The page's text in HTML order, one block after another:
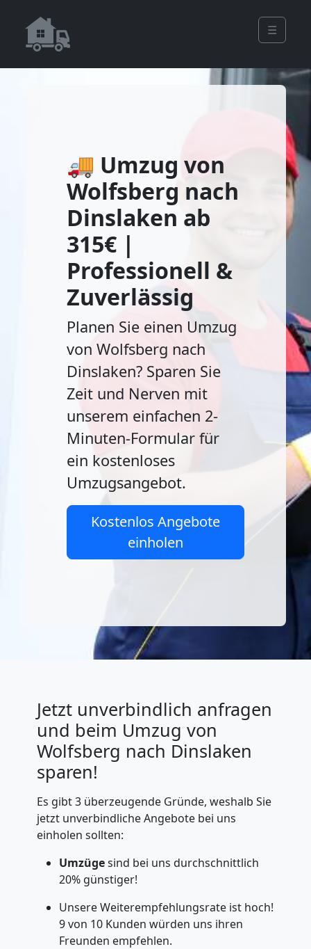
☰
🚚 Umzug von
Wolfsberg nach
Dinslaken ab
315€ |
Professionell &
Zuverlässig
Planen Sie einen Umzug
von Wolfsberg nach
Dinslaken? Sparen Sie
Zeit und Nerven mit
unserem einfachen 2-
Minuten-Formular für
ein kostenloses
Umzugsangebot.
Kostenlos Angebote
einholen
Jetzt unverbindlich anfragen
und beim Umzug von
Wolfsberg nach Dinslaken
sparen!
Es gibt 3 überzeugende Gründe, weshalb Sie
jetzt unverbindliche Angebote bei uns
einholen sollten:
Umzügesind bei uns durchschnittlich
20% günstiger!
Unsere Weiterempfehlungsrate ist hoch!
9 von 10 Kunden würden uns ihren
Freunden empfehlen.